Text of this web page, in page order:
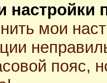
настройки
мои
пояс,